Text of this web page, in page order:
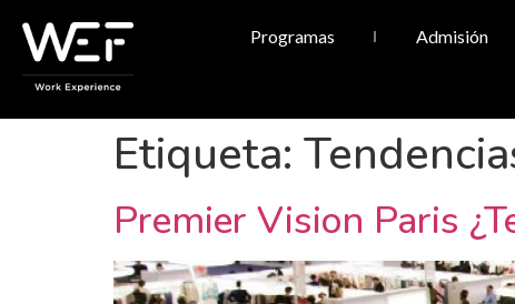
Programas Admisión
Etiqueta:
Premier Vision Paris